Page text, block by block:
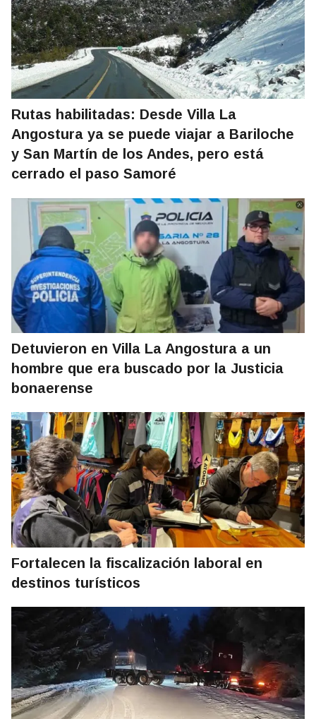
Rutas habilitadas: Desde Villa La
Angostura ya se puede viajar a Bariloche
y San Martín de los Andes, pero está
cerrado el paso Samoré
Detuvieron en Villa La Angostura a un
hombre que era buscado por la Justicia
bonaerense
Fortalecen la fiscalización laboral en
destinos turísticos